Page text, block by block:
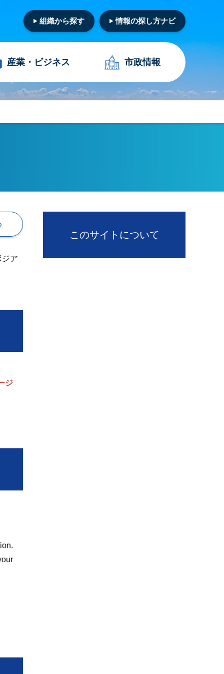
組織から探す 情報の探し方ナビ
産業・ ビジネス 市政情報
ア
ジ
このサイトについて